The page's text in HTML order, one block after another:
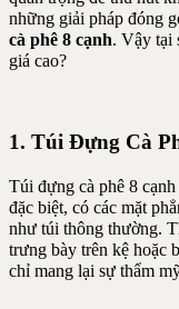
những giải pháp đóng
cà phê 8 cạnh. Vậy tại
giá cao?
1. Túi Đựng Cà
Túi đựng cà phê 8
đặc biệt, có các mặt
như túi thông thường.
trưng bày trên kệ hoặc
chỉ mang lại sự thẩm